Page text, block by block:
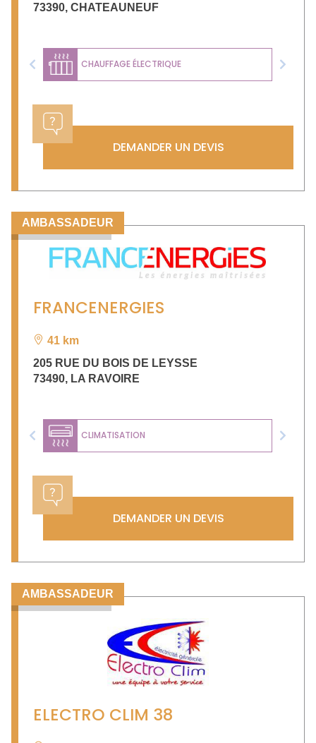
73390, CHATEAUNEUF
CHAUFFAGE ÉLECTRIQUE
Previous Next
DEMANDER UN DEVIS
AMBASSADEUR
FRANCENERGIES
41 km
205 RUE DU BOIS DE LEYSSE
73490, LA RAVOIRE
CLIMATISATION
Previous Next
DEMANDER UN DEVIS
AMBASSADEUR
ELECTRO CLIM 38